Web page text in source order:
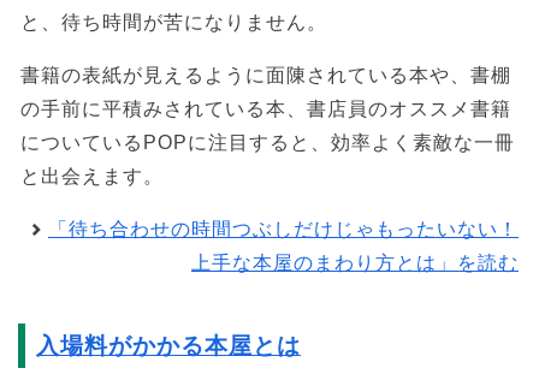
と、待ち時間が苦になりません。
書籍の表紙が見えるように面陳されている本や、書棚
の手前に平積みされている本、書店員のオススメ書籍
についているPOPに注目すると、効率よく素敵な一冊
と出会えます。
「待ち合わせの時間つぶしだけじゃもったいない！
上手な本屋のまわり方とは」を読む
入場料がかかる本屋とは